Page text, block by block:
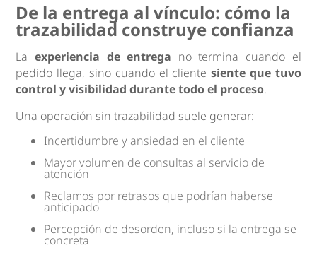
De la entrega al vínculo: cómo la
trazabilidad construye confianza
La experiencia de entrega no termina cuando el
pedido llega, sino cuando el clientesiente que tuvo
control y visibilidad durante todo el proceso.
Una operación sin trazabilidad suele generar:
Incertidumbre y ansiedad en el cliente
Mayor volumen de consultas al servicio de
atención
Reclamos por retrasos que podrían haberse
anticipado
Percepción de desorden, incluso si la entrega se
concreta